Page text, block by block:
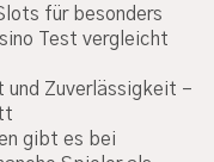
für besonders
Test vergleicht
und Zuverlässigkeit –
gibt es bei